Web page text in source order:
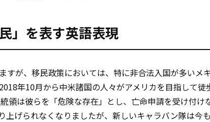
」を表す英語表現
すが、移民政策においては、特に非合法入国が多いメ
年10月から中米諸国の人々がアメリカを目指して徒
領は彼らを「危険な存在」とし、亡命申請を受け付け
上げられなくなりましたが、新しいキャラバン隊は今